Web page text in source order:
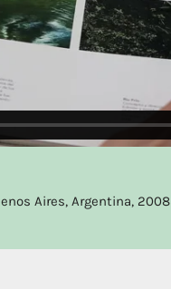
Aires, Argentina, 2008